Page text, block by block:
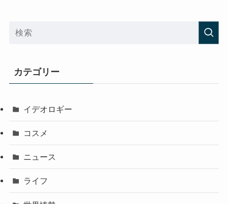
カテゴリー
イデオロギー
コスメ
ニュース
ライフ